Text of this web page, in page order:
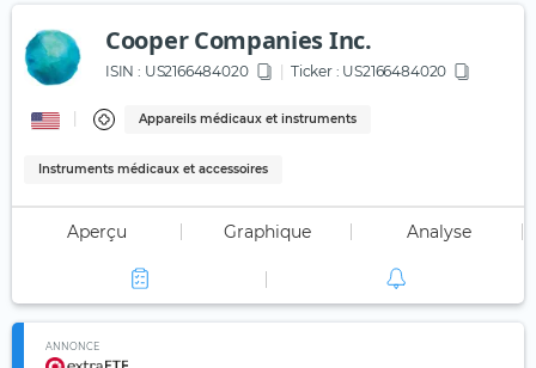
Cooper Companies Inc.
ISIN : US2166484020 Ticker : US2166484020
Appareils médicaux et instruments
Instruments médicaux et accessoires
Aperçu Graphique Analyse
ANNONCE